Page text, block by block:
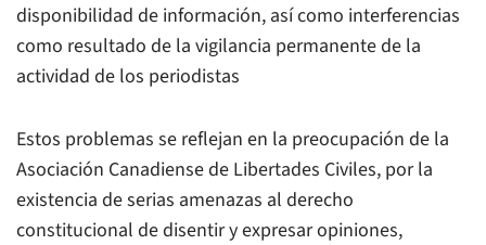
disponibilidad de información, así como interferencias
como resultado de la vigilancia permanente de la
actividad de los periodistas
Estos problemas se reflejan en la preocupación de la
Asociación Canadiense de Libertades Civiles, por la
existencia de serias amenazas al derecho
constitucional de disentir y expresar opiniones,